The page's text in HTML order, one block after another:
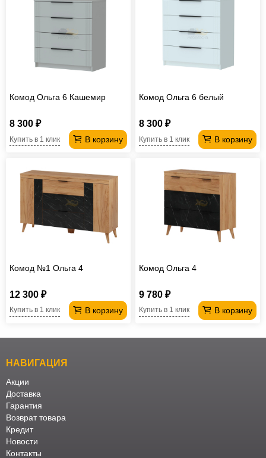
Комод Ольга 6 Кашемир
8 300 ₽
В корзину
Купить в 1 клик
Комод Ольга 6 белый
8 300 ₽
В корзину
Купить в 1 клик
Комод №1 Ольга 4
12 300 ₽
В корзину
Купить в 1 клик
Комод Ольга 4
9 780 ₽
В корзину
Купить в 1 клик
НАВИГАЦИЯ
Акции
Доставка
Гарантия
Возврат товара
Кредит
Новости
Контакты